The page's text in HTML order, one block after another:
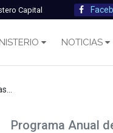
Capital
NOTICIAS
Programa Anual